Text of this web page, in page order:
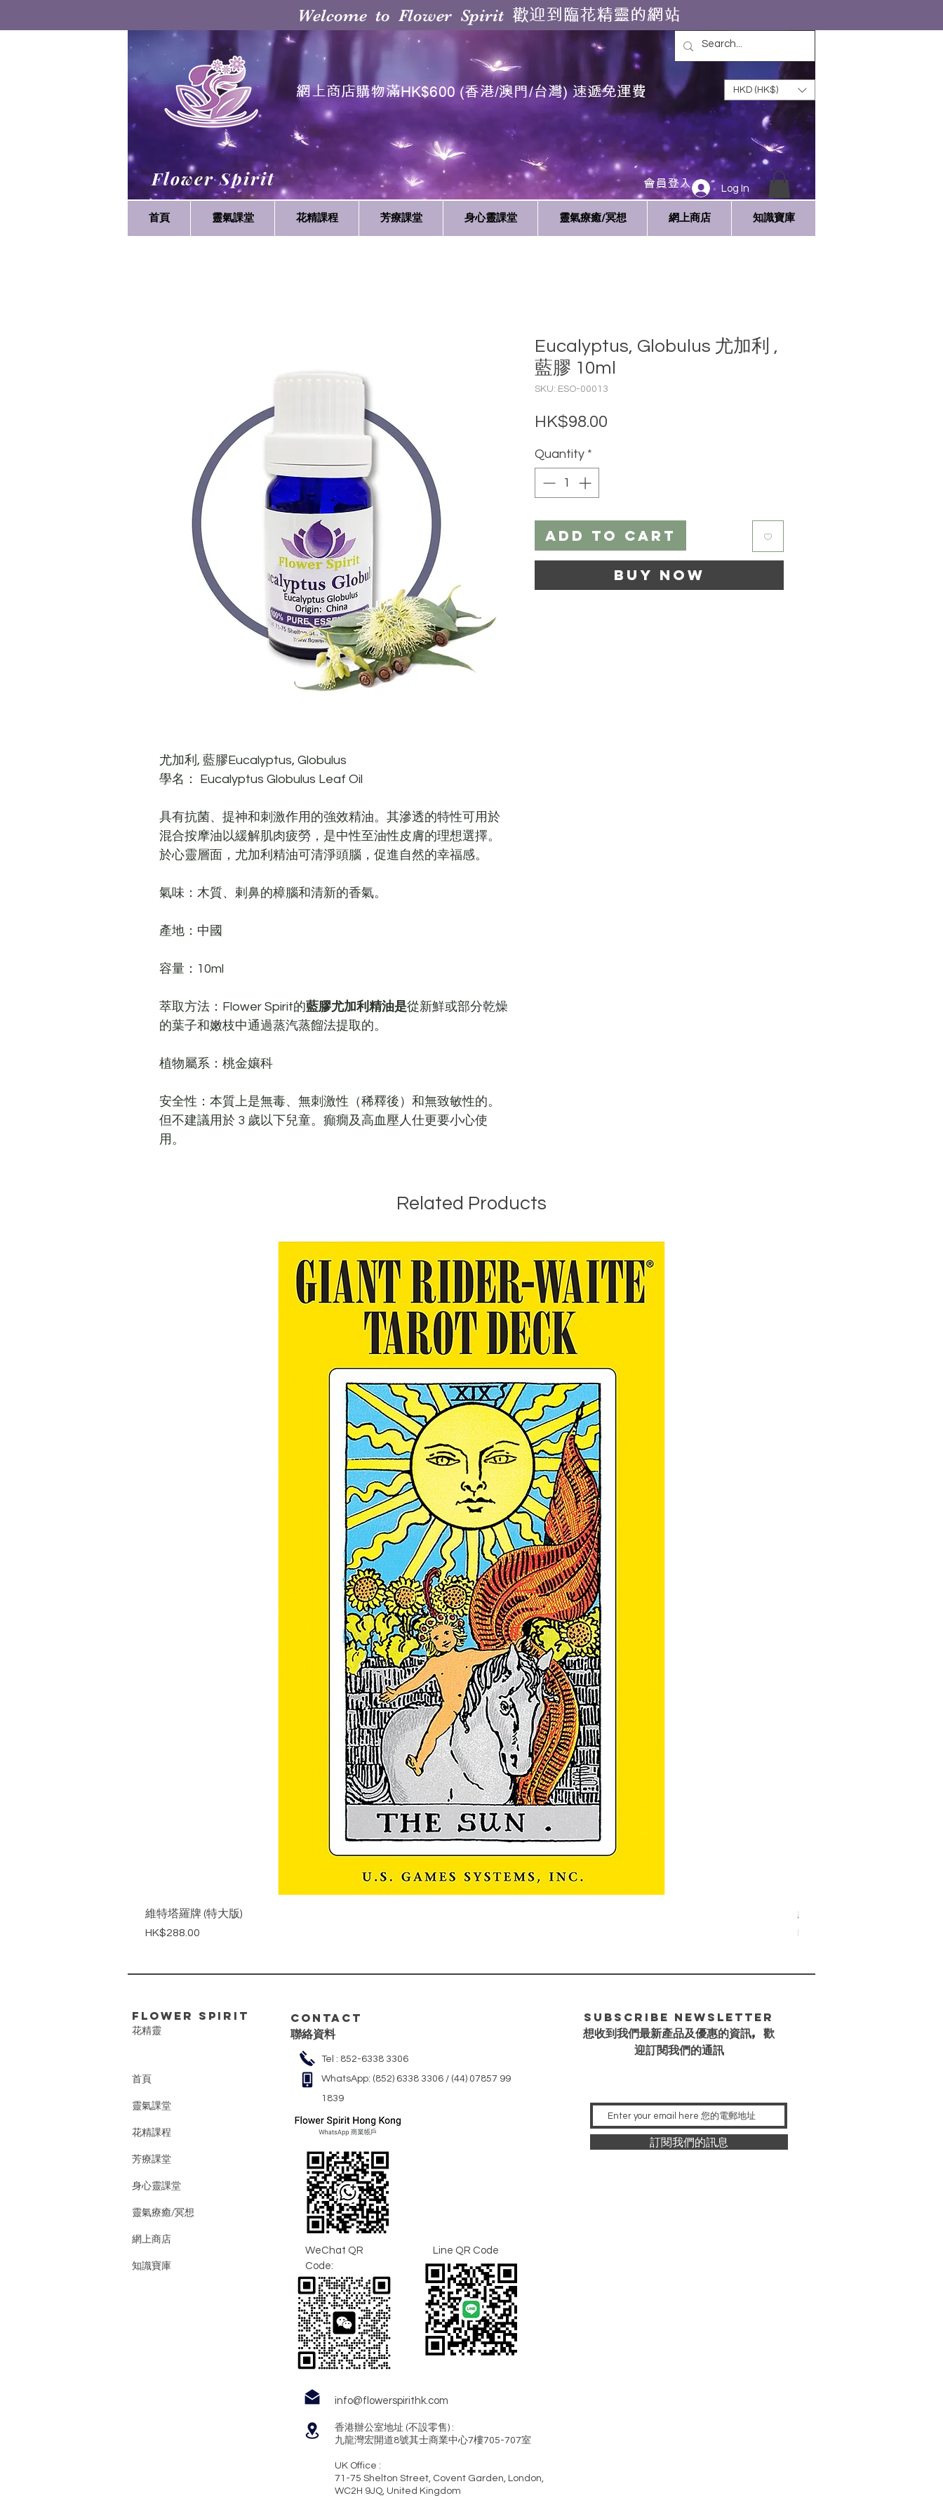
Welcome to Flower Spirit 歡迎到臨花精靈的網站
Log In
會員登入
HKD (HK$)
Flower Spirit
網上商店購物滿HK$600 (香港/澳門/台灣) 速遞免運費
首頁 靈氣課堂 花精課程 芳療課堂 身心靈課堂 靈氣療癒/冥想 網上商店 知識寶庫
尤加利, 藍膠Eucalyptus, Globulus
學名： Eucalyptus Globulus Leaf Oil
具有抗菌、提神和刺激作用的強效精油。其滲透的特性可用於
混合按摩油以緩解肌肉疲勞，是中性至油性皮膚的理想選擇。
於心靈層面， 尤加利 精油可清淨頭腦，促進自然的幸福感。
氣味： 木質、剌鼻的樟腦和清新的香氣。
產地： 中國
容量：10ml
萃取方法：Flower Spirit的藍膠尤加利精油是從新鮮或部分乾燥
的葉子和嫩枝中通過蒸汽蒸餾法提取的。
植物屬系： 桃金孃科
安全性： 本質上是無毒、無刺激性（稀釋後）和無致敏性的。
但不建議用於 3 歲以下兒童。癲癇及高血壓人仕更要小心使
用。
Eucalyptus, Globulus 尤加利 ,
藍膠 10ml
SKU: ESO-00013
HK$98.00
Quantity *
Add to Cart
Buy Now
Related Products
維特塔羅牌 (特大版)
Price
HK$288.00
維特塔羅牌 (標準版)
Price
HK$218.00
FLower Spirit
花精靈
首頁
靈氣課堂
花精課程
芳療課堂
身心靈課堂
靈氣療癒/冥想
網上商店
知識寶庫
Contact
聯絡資料
Tel : 852-6338 3306
WhatsApp: (852) 6338 3306 / (44) 07857 99
1839
WeChat QR
Code:
Line QR Code
info@flowerspirithk.com
香港辦公室地址 (不設零售) :
九龍灣宏開道8號其士商業中心7樓705-707室
UK Office :
71-75 Shelton Street, Covent Garden, London,
WC2H 9JQ, United Kingdom
Subscribe Newsletter
想收到我們最新產品及優惠的資訊, 歡
迎訂閱我們的通訊
訂閱我們的訊息